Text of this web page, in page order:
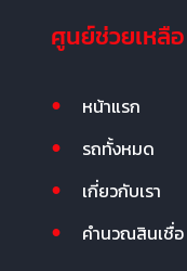
ศูนย์ช่วยเหลือ
หน้าแรก
รถทั้งหมด
เกี่ยวกับเรา
คำนวณสินเชื่อ